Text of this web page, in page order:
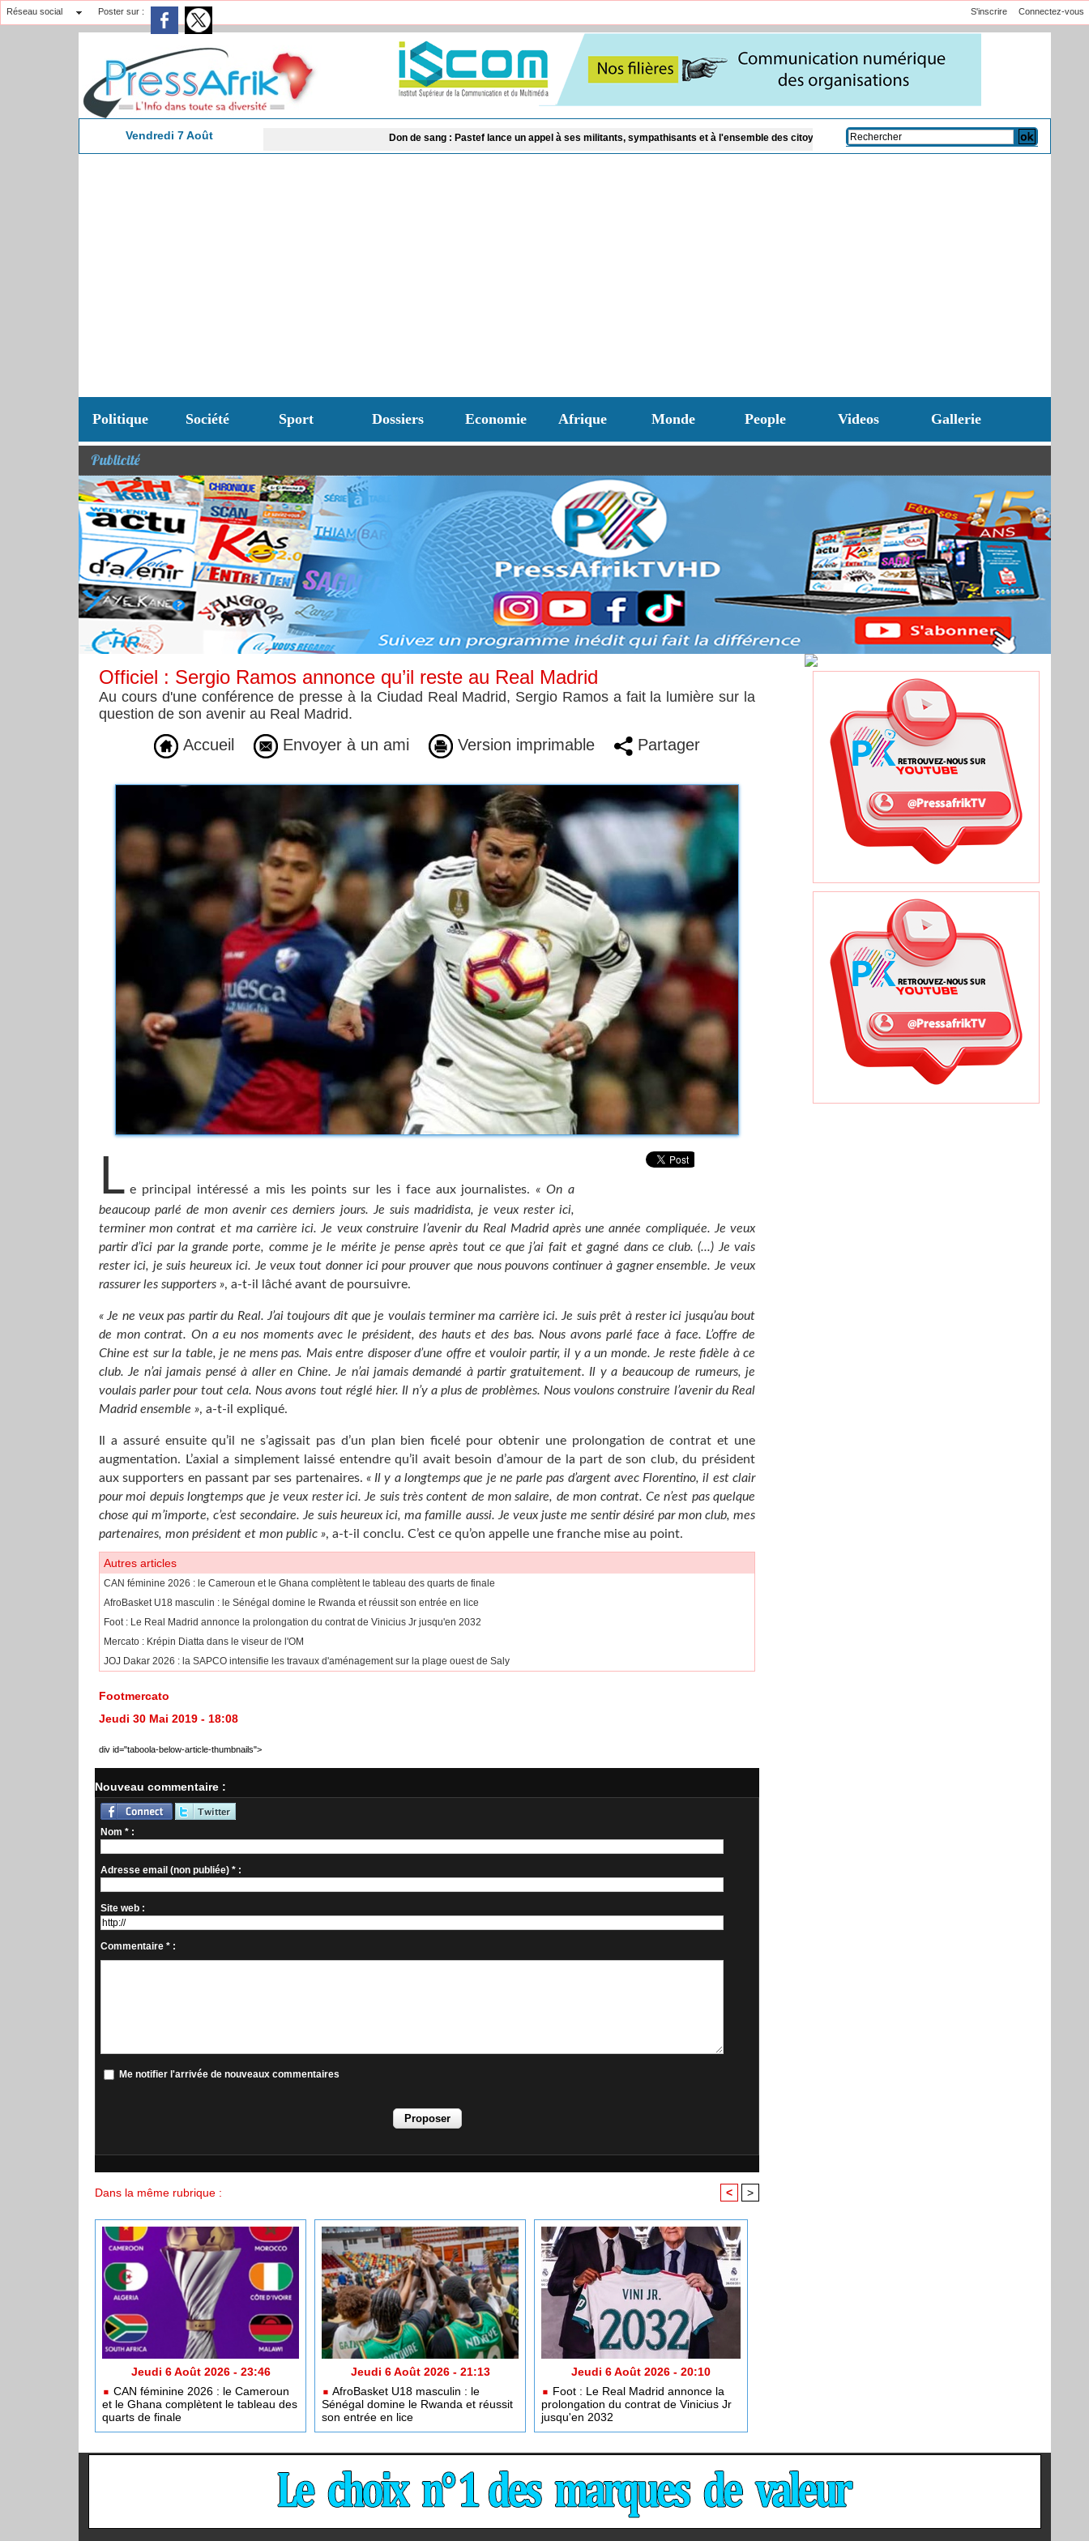
Réseau social Poster sur : Connectez-vous
S'inscrire
Vendredi 7 Août Don de sang : Pastef lance un appel à ses militants, sympathisants et à l'ensemble des citoyens Code de la famille et présence des cadis : Dar Al Istiqaamah plaide
Politique Société Sport Dossiers Economie Afrique Monde People Videos Gallerie
Publicité
Officiel : Sergio Ramos annonce qu’il reste au Real Madrid
Au cours d'une conférence de presse à la Ciudad Real Madrid, Sergio Ramos a fait la lumière sur la
question de son avenir au Real Madrid.
Accueil Envoyer à un ami Version imprimable Partager
L e principal intéressé a mis les points sur les i face aux journalistes.« On a
beaucoup parlé de mon avenir ces derniers jours. Je suis madridista, je veux rester ici,
terminer mon contrat et ma carrière ici. Je veux construire l’avenir du Real Madrid après une année compliquée. Je veux
partir d’ici par la grande porte, comme je le mérite je pense après tout ce que j’ai fait et gagné dans ce club. (...) Je vais
rester ici, je suis heureux ici. Je veux tout donner ici pour prouver que nous pouvons continuer à gagner ensemble. Je veux
rassurer les supporters », a-t-il lâché avant de poursuivre.
« Je ne veux pas partir du Real. J’ai toujours dit que je voulais terminer ma carrière ici. Je suis prêt à rester ici jusqu’au bout
de mon contrat. On a eu nos moments avec le président, des hauts et des bas. Nous avons parlé face à face. L’offre de
Chine est sur la table, je ne mens pas. Mais entre disposer d’une offre et vouloir partir, il y a un monde. Je reste fidèle à ce
club. Je n’ai jamais pensé à aller en Chine. Je n’ai jamais demandé à partir gratuitement. Il y a beaucoup de rumeurs, je
voulais parler pour tout cela. Nous avons tout réglé hier. Il n’y a plus de problèmes. Nous voulons construire l’avenir du Real
Madrid ensemble », a-t-il expliqué.
Il a assuré ensuite qu’il ne s’agissait pas d’un plan bien ficelé pour obtenir une prolongation de contrat et une
augmentation. L’axial a simplement laissé entendre qu’il avait besoin d’amour de la part de son club, du président
aux supporters en passant par ses partenaires. « Il y a longtemps que je ne parle pas d’argent avec Florentino, il est clair
pour moi depuis longtemps que je veux rester ici. Je suis très content de mon salaire, de mon contrat. Ce n’est pas quelque
chose qui m’importe, c’est secondaire. Je suis heureux ici, ma famille aussi. Je veux juste me sentir désiré par mon club, mes
partenaires, mon président et mon public », a-t-il conclu. C’est ce qu’on appelle une franche mise au point.
Autres articles
CAN féminine 2026 : le Cameroun et le Ghana complètent le tableau des quarts de finale
AfroBasket U18 masculin : le Sénégal domine le Rwanda et réussit son entrée en lice
Foot : Le Real Madrid annonce la prolongation du contrat de Vinicius Jr jusqu'en 2032
Mercato : Krépin Diatta dans le viseur de l'OM
JOJ Dakar 2026 : la SAPCO intensifie les travaux d'aménagement sur la plage ouest de Saly
Footmercato
Jeudi 30 Mai 2019 - 18:08
div id="taboola-below-article-thumbnails">
Nouveau commentaire :
Nom * :
Adresse email (non publiée) * :
Site web :
Commentaire * :
Me notifier l'arrivée de nouveaux commentaires
Dans la même rubrique : < >
Jeudi 6 Août 2026 - 23:46
CAN féminine 2026 : le Cameroun
et le Ghana complètent le tableau des
quarts de finale
Jeudi 6 Août 2026 - 21:13
AfroBasket U18 masculin : le
Sénégal domine le Rwanda et réussit
son entrée en lice
Jeudi 6 Août 2026 - 20:10
Foot : Le Real Madrid annonce la
prolongation du contrat de Vinicius Jr
jusqu'en 2032